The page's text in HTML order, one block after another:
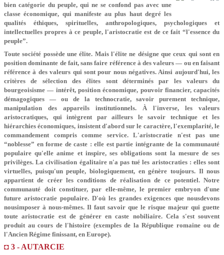
bien catégorie du peuple, qui ne se confond pas avec une
classe économique, qui manifeste au plus haut degré les
qualités éthiques, spirituelles, anthropologiques, psychologiques et
intellectuelles propres à ce peuple, l'aristocratie est de ce fait “l'essence du
peuple”.
Toute société possède une élite. Mais l'élite ne désigne que ceux qui sont en
position dominante de fait, sans faire référence à des valeurs — ou en faisant
référence à des valeurs qui sont pour nous négatives. Ainsi aujourd'hui, les
critères de sélection des élites sont déterminés par les valeurs du
bourgeoisisme — intérêt, position économique, pouvoir financier, capacités
démagogiques — ou de la technocratie, savoir purement technique,
manipulation des appareils institutionnels. À l'inverse, les valeurs
aristocratiques, qui intègrent par ailleurs le savoir technique et les
hiérarchies économiques, insistent d'abord sur le caractère, l'exemplarité, le
commandement compris comme service. L'aristocratie n'est pas une
“noblesse” en forme de caste : elle est partie intégrante de la communauté
populaire qu'elle anime et inspire, ses obligations sont la mesure de ses
privilèges. La civilisation égalitaire n'a pas tué les aristocraties : elles sont
virtuelles, puisqu'un peuple, biologiquement, en génère toujours. Il nous
appartient de créer les conditions de réalisation de ce potentiel. Notre
communauté doit constituer, par elle-même, le premier embryon d'une
future aristocratie populaire. D'où les grandes exigences que nousdevons
nousimposer à nous-mêmes. Il faut savoir que le risque majeur qui guette
toute aristocratie est de générer en caste nobiliaire. Cela s'est souvent
produit au cours de l'histoire (exemples de la République romaine ou de
l'Ancien Régime finissant, en Europe).
◘ 3 - AUTARCIE